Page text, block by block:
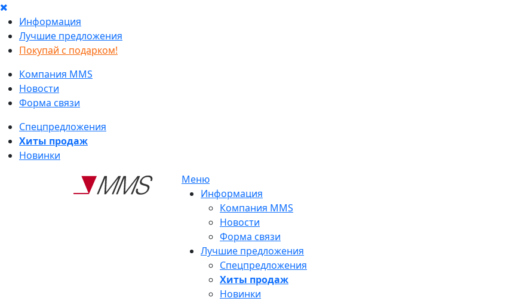
Информация
Лучшие предложения
Покупай с подарком!
Компания MMS
Новости
Форма связи
Спецпредложения
Хиты продаж
Новинки
Меню
Информация
Компания MMS
Новости
Форма связи
Лучшие предложения
Спецпредложения
Хиты продаж
Новинки